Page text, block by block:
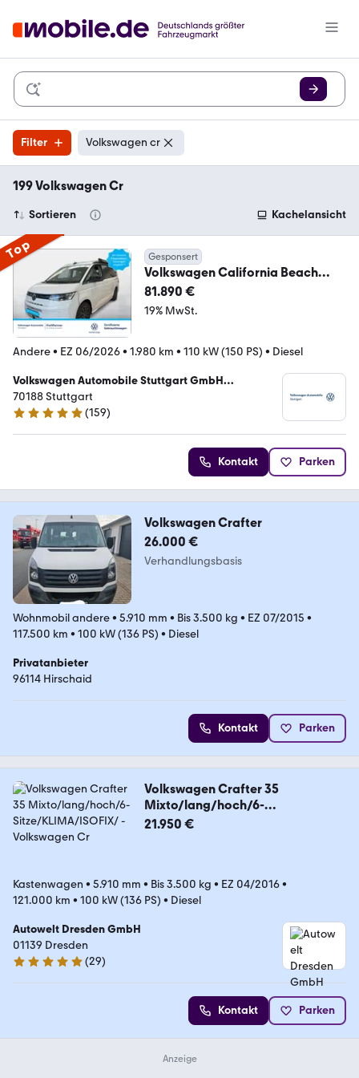
Filter Volkswagen cr
199 Volkswagen Cr
Sortieren Kachelansicht
Top Gesponsert
Volkswagen California Beach
Camper 2,0 l 110 kW TDI S CR Fr
81.890 €
19% MwSt.
Andere• EZ 06/2026• 1.980 km • 110 kW (150 PS) • Diesel
Volkswagen Automobile Stuttgart GmbH
Nutzfahrzeugzentrum
70188 Stuttgart
4.8 Sterne
(159)
Kontakt Parken
Volkswagen Crafter
26.000 €
Verhandlungsbasis
Wohnmobil andere• 5.910 mm • Bis 3.500 kg • EZ 07/2015 •
117.500 km • 100 kW (136 PS) • Diesel
Privatanbieter
96114 Hirschaid
Kontakt Parken
Volkswagen Crafter 35
Mixto/lang/hoch/6-
Sitze/KLIMA/ISOFIX/
21.950 €
Kastenwagen • 5.910 mm • Bis 3.500 kg • EZ 04/2016•
121.000 km • 100 kW (136 PS) • Diesel
Autowelt Dresden GmbH
01139 Dresden
5 Sterne
(29)
Kontakt Parken